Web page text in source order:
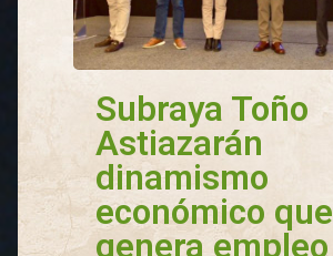
Subraya Toño
Astiazarán
dinamismo
económico que
genera empleo